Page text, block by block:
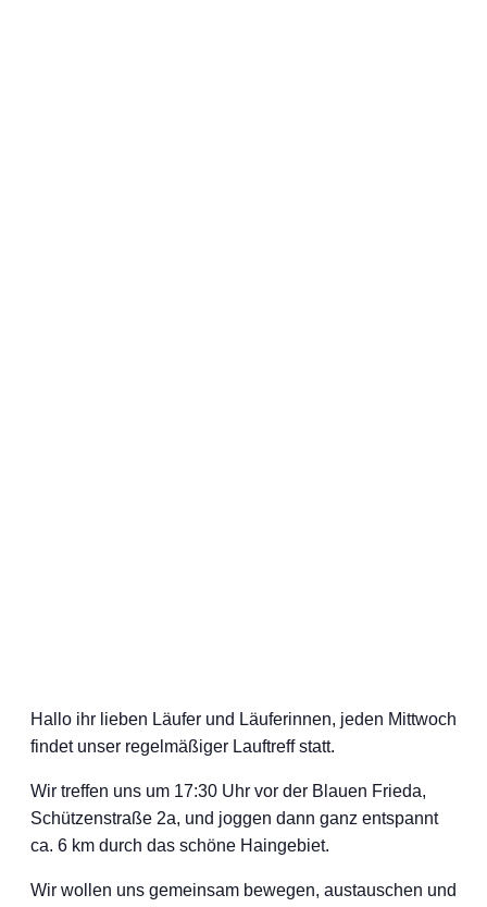
Hallo ihr lieben Läufer und Läuferinnen, jeden Mittwoch
findet unser regelmäßiger Lauftreff statt.
Wir treffen uns um 17:30 Uhr vor der Blauen Frieda,
Schützenstraße 2a, und joggen dann ganz entspannt
ca. 6 km durch das schöne Haingebiet.
Wir wollen uns gemeinsam bewegen, austauschen und